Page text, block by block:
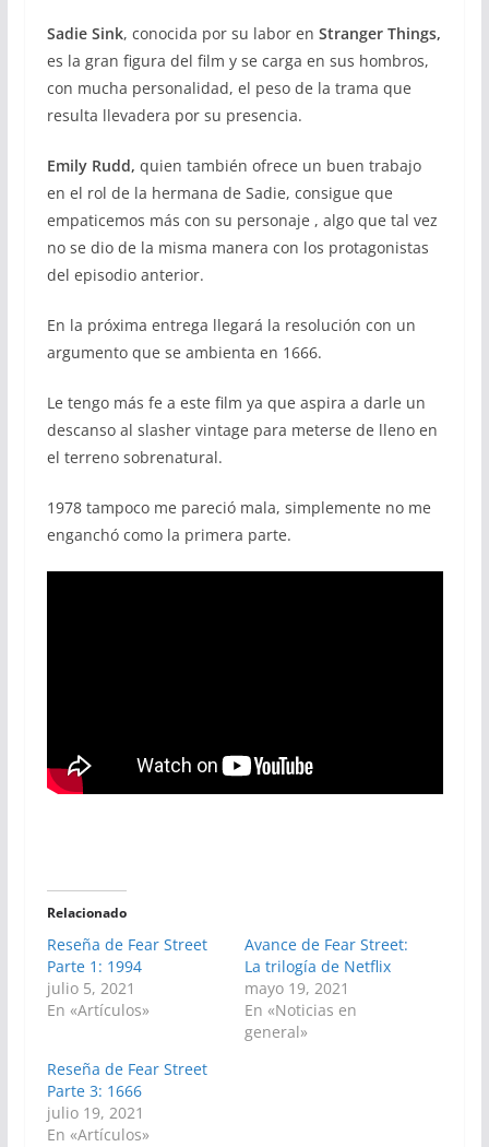
Sadie Sink, conocida por su labor en Stranger Things,
es la gran figura del film y se carga en sus hombros,
con mucha personalidad, el peso de la trama que
resulta llevadera por su presencia.
Emily Rudd, quien también ofrece un buen trabajo
en el rol de la hermana de Sadie, consigue que
empaticemos más con su personaje , algo que tal vez
no se dio de la misma manera con los protagonistas
del episodio anterior.
En la próxima entrega llegará la resolución con un
argumento que se ambienta en 1666.
Le tengo más fe a este film ya que aspira a darle un
descanso al slasher vintage para meterse de lleno en
el terreno sobrenatural.
1978 tampoco me pareció mala, simplemente no me
enganchó como la primera parte.
Relacionado
Reseña de Fear Street
Parte 1: 1994
julio 5, 2021
En «Artículos»
Avance de Fear Street:
La trilogía de Netflix
mayo 19, 2021
En «Noticias en
general»
Reseña de Fear Street
Parte 3: 1666
julio 19, 2021
En «Artículos»